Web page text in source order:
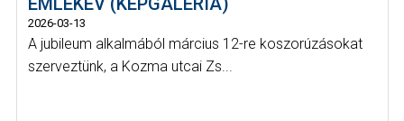
2026-03-13
A jubileum alkalmából március 12-re koszorúzásokat
szerveztünk, a Kozma utcai Zs...